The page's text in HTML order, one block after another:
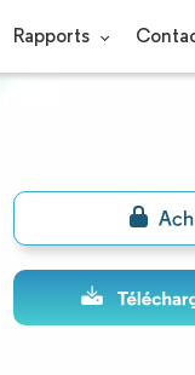
Rapports